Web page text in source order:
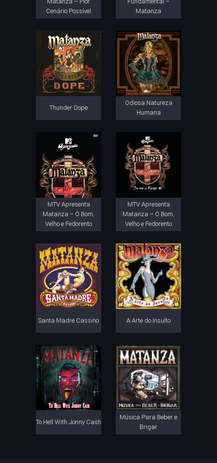
Cenário Possível
Matanza
Thunder Dope
Odiosa Natureza
Humana
MTV Apresenta
Matanza – O Bom,
Velho e Fedorento
MTV Apresenta
Matanza – O Bom,
Velho e Fedorento
Santa Madre Cassino A Arte do Insulto
To Hell With Jonny Cash
Música Para Beber e
Brigar